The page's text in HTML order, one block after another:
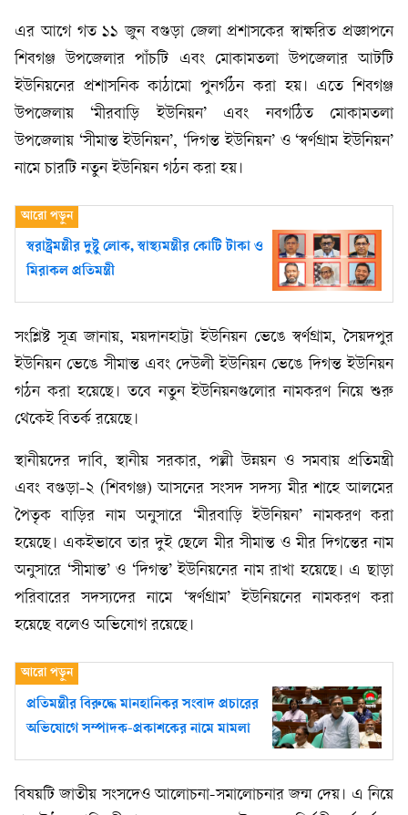
এর আগে গত ১১ জুন বগুড়া জেলা প্রশাসকের স্বাক্ষরিত প্রজ্ঞাপনে
শিবগঞ্জ উপজেলার পাঁচটি এবং মোকামতলা উপজেলার আটটি
ইউনিয়নের প্রশাসনিক কাঠামো পুনর্গঠন করা হয়। এতে শিবগঞ্জ
উপজেলায় ‘মীরবাড়ি ইউনিয়ন’ এবং নবগঠিত মোকামতলা
উপজেলায় ‘সীমান্ত ইউনিয়ন’, ‘দিগন্ত ইউনিয়ন’ ও ‘স্বর্ণগ্রাম ইউনিয়ন’
নামে চারটি নতুন ইউনিয়ন গঠন করা হয়।
স্বরাষ্ট্রমন্ত্রীর দুষ্টু লোক, স্বাস্থ‍্যমন্ত্রীর কোটি টাকা ও
মিরাকল প্রতিমন্ত্রী
সংশ্লিষ্ট সূত্র জানায়, ময়দানহাট্টা ইউনিয়ন ভেঙে স্বর্ণগ্রাম, সৈয়দপুর
ইউনিয়ন ভেঙে সীমান্ত এবং দেউলী ইউনিয়ন ভেঙে দিগন্ত ইউনিয়ন
গঠন করা হয়েছে। তবে নতুন ইউনিয়নগুলোর নামকরণ নিয়ে শুরু
থেকেই বিতর্ক রয়েছে।
স্থানীয়দের দাবি, স্থানীয় সরকার, পল্লী উন্নয়ন ও সমবায় প্রতিমন্ত্রী
এবং বগুড়া-২ (শিবগঞ্জ) আসনের সংসদ সদস্য মীর শাহে আলমের
পৈতৃক বাড়ির নাম অনুসারে ‘মীরবাড়ি ইউনিয়ন’ নামকরণ করা
হয়েছে। একইভাবে তার দুই ছেলে মীর সীমান্ত ও মীর দিগন্তের নাম
অনুসারে ‘সীমান্ত’ ও ‘দিগন্ত’ ইউনিয়নের নাম রাখা হয়েছে। এ ছাড়া
পরিবারের সদস্যদের নামে ‘স্বর্ণগ্রাম’ ইউনিয়নের নামকরণ করা
হয়েছে বলেও অভিযোগ রয়েছে।
প্রতিমন্ত্রীর বিরুদ্ধে মানহানিকর সংবাদ প্রচারের
অভিযোগে সম্পাদক-প্রকাশকের নামে মামলা
বিষয়টি জাতীয় সংসদেও আলোচনা-সমালোচনার জন্ম দেয়। এ নিয়ে